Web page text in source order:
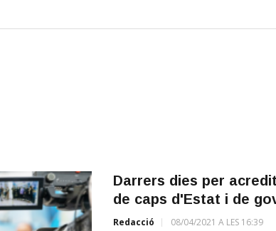
Darrers dies per
de caps d'Estat i de
Redacció 08/04/2021 A LES 16:39